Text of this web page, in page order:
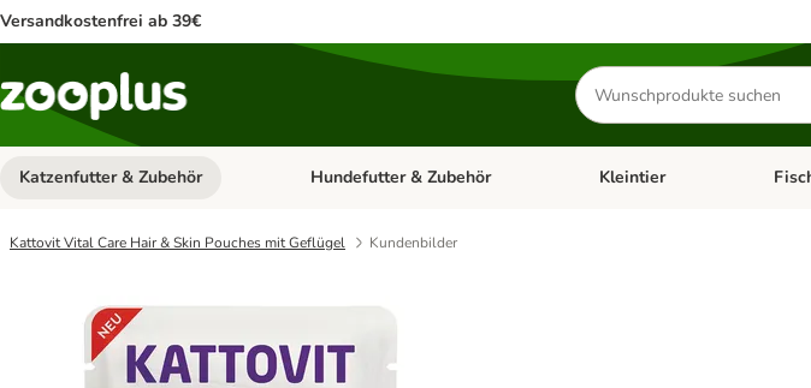
Versandkostenfrei ab 39€
Produkte
suchen
Katzenfutter & Zubehör Kategorie-Menü öffnen: Katzenfutter & Zubehör
Hundefutter & Zubehör Kategorie-Menü öffnen:
Kleintier
Kattovit Vital Care Hair & Skin Pouches mit Geflügel Kundenbilder